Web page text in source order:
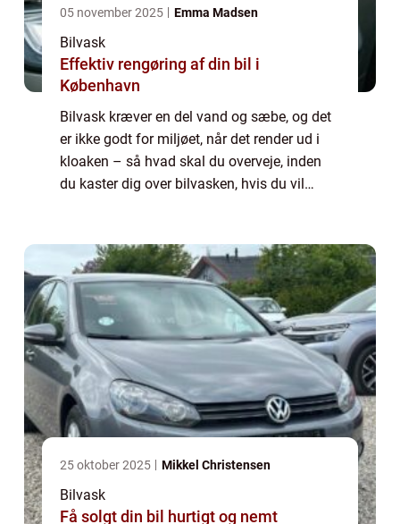
05 november 2025 Emma Madsen
Bilvask
Effektiv rengøring af din bil i
København
Bilvask kræver en del vand og sæbe, og det
er ikke godt for miljøet, når det render ud i
kloaken – så hvad skal du overveje, inden
du kaster dig over bilvasken, hvis du vil
25 oktober 2025 Mikkel Christensen
Bilvask
Få solgt din bil hurtigt og nemt